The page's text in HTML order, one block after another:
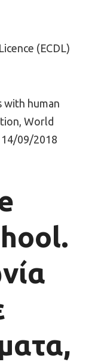
(ECDL)
with human
World
09/2018